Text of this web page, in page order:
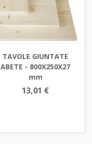
TAVOLE GIUNTATE
ABETE - 800X250X27
mm
13,01 €